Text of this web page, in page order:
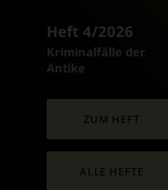
Heft 4/2026
:
Kriminalfälle der
Antike
ZUM HEFT
ALLE HEFTE